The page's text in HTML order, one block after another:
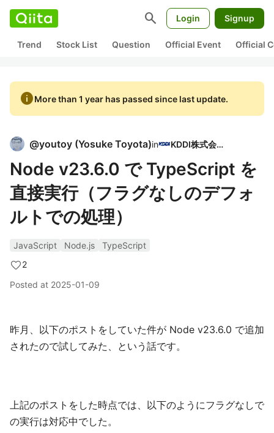
search Login Signup
Trend Stock List Question Official Event Official
infoMore than 1 year has passed since last update.
@youtoy (Yosuke Toyota)in KDDI株式会社
Node v23.6.0 で TypeScript を
直接実行（フラグなしのデフォ
ルトでの処理）
JavaScript Node.js
TypeScript
2
Posted at 2025-01-09
昨月、以下のポストをしていた件が Node v23.6.0 で追加
されたので試してみた、という話です。
上記のポストをした時点では、以下のようにフラグなしで
の実行は対応中でした。